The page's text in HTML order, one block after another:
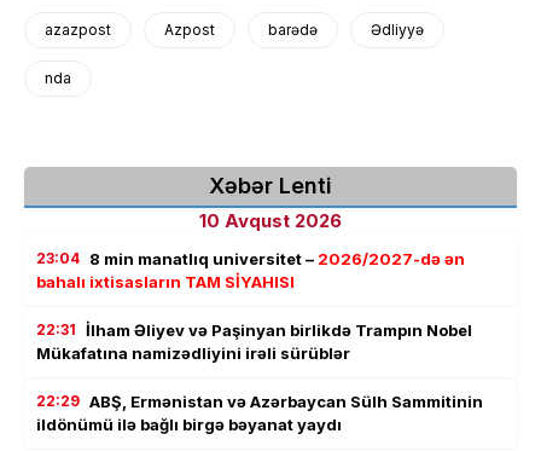
azazpost Azpost barədə Ədliyyə
nda
Xəbər Lenti
10 Avqust 2026
23:04 8 min manatlıq universitet – 2026/2027-də ən
bahalı ixtisasların TAM SİYAHISI
22:31 İlham Əliyev və Paşinyan birlikdə Trampın Nobel
Mükafatına namizədliyini irəli sürüblər
22:29 ABŞ, Ermənistan və Azərbaycan Sülh Sammitinin
ildönümü ilə bağlı birgə bəyanat yaydı